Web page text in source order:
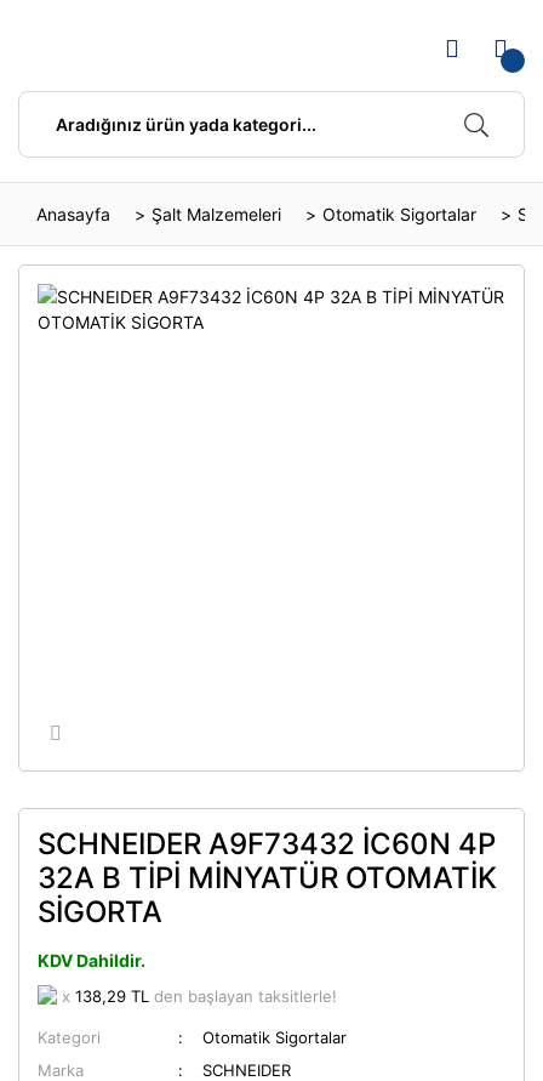
Anasayfa Şalt Malzemeleri Otomatik Sigortalar
SCHNEIDER A9F73432 İC60N 4P
32A B TİPİ MİNYATÜR OTOMATİK
SİGORTA
KDV Dahildir.
x 138,29 TL den başlayan taksitlerle!
Kategori
Otomatik Sigortalar
Marka
SCHNEIDER